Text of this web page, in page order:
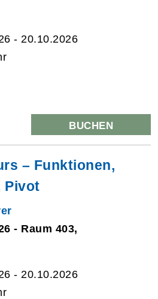
- 20.10.2026
BUCHEN
– Funktionen,
Pivot
- Raum 403,
- 20.10.2026